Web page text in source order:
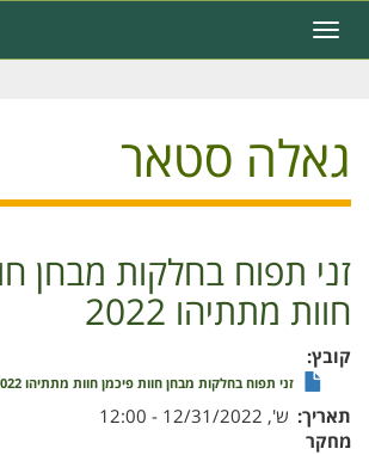
לתוכן
העיקרי
Toggle
navigation
גאלה סטאר
זני תפוח בחלקות מבחן
חוות מתתיהו 2022
קובץ
זני תפוח בחלקות מבחן חוות פיכמן חוות מתתיהו 2022
תאריך ש', 12/31/2022 - 12:00
מחקר